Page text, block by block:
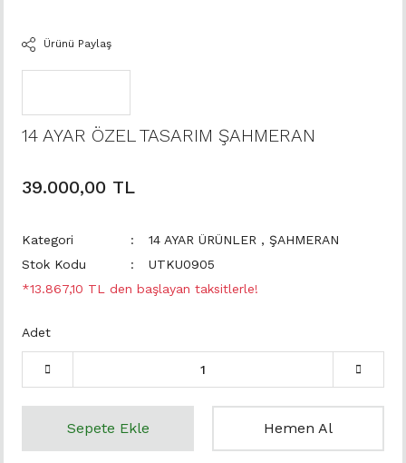
Ürünü Paylaş
14 AYAR ÖZEL TASARIM ŞAHMERAN
39.000,00 TL
Kategori 14 AYAR ÜRÜNLER , ŞAHMERAN
Stok Kodu
UTKU0905
*13.867,10 TL den başlayan taksitlerle!
Adet
Sepete Ekle Hemen Al